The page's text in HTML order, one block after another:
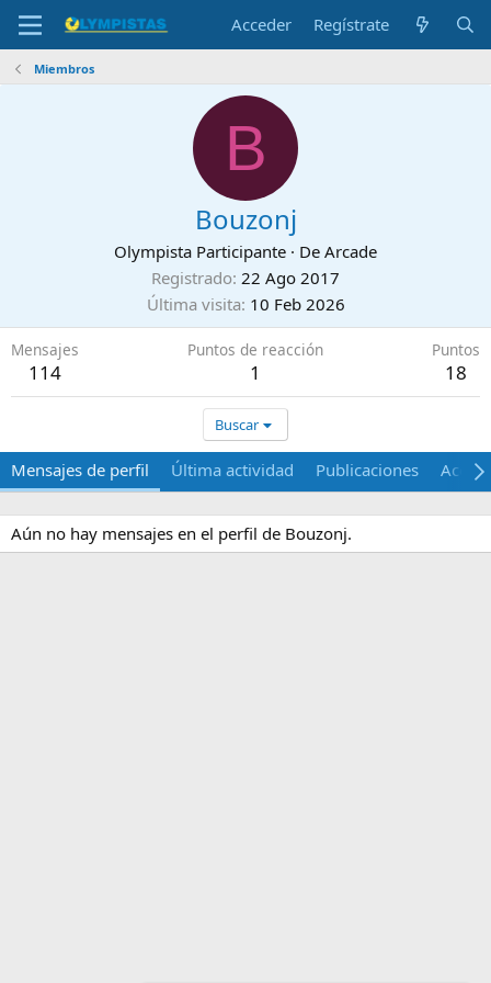
Acceder Regístrate
Miembros
B
Bouzonj
Olympista Participante · De Arcade
Registrado 22 Ago 2017
Última visita 10 Feb 2026
Mensajes
114
Puntos de reacción
1
Puntos
18
Buscar
Mensajes de perfil Última actividad Publicaciones Acerca
Aún no hay mensajes en el perfil de Bouzonj.